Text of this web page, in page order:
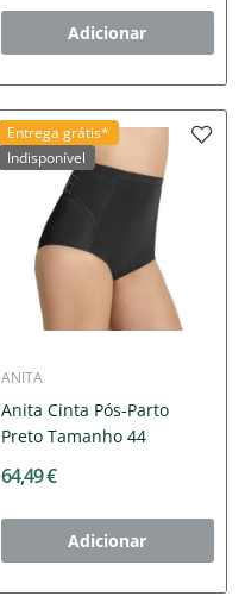
Adicionar
Entrega grátis*
Indisponível
ANITA
Anita Cinta Pós-Parto
Preto Tamanho 44
64,49 €
Adicionar